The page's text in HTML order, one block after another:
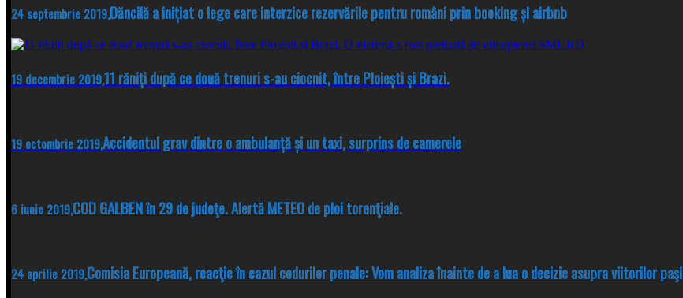
24 septembrie 2019,Dăncilă a inițiat o lege care interzice rezervările pentru români prin booking și airbnb
19 decembrie 2019,11 răniți după ce două trenuri s-au ciocnit, între Ploiești și Brazi.
19 octombrie 2019,Accidentul grav dintre o ambulanță și un taxi, surprins de camerele
6 iunie 2019,COD GALBEN în 29 de judeţe. Alertă METEO de ploi torenţiale.
24 aprilie 2019,Comisia Europeană, reacţie în cazul codurilor penale: Vom analiza înainte de a lua o decizie asupra viitorilor paşi